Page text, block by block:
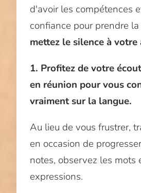
d'avoir les compétences
confiance pour prendre
mettez le silence à votre
1. Profitez de votre
en réunion pour vous
vraiment sur la langue.
Au lieu de vous frustrer,
en occasion de
notes, observez les mots
expressions.